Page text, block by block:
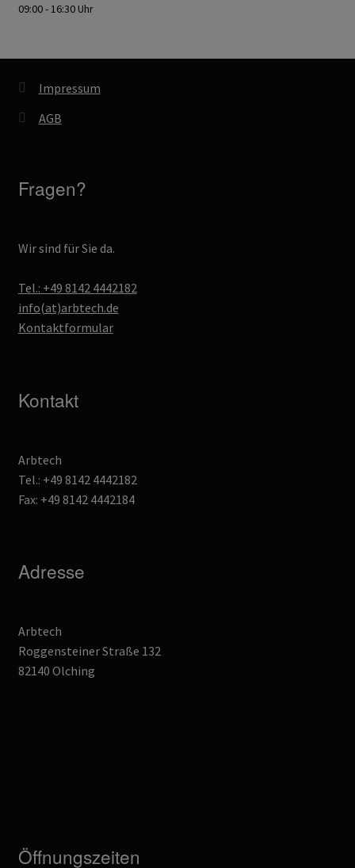
09:00 - 16:30 Uhr
Impressum
AGB
Fragen?
Wir sind für Sie da.
Tel.: +49 8142 4442182
info(at)arbtech.de
Kontaktformular
Kontakt
Arbtech
Tel.: +49 8142 4442182
Fax: +49 8142 4442184
Adresse
Arbtech
Roggensteiner Straße 132
82140 Olching
Öffnungszeiten